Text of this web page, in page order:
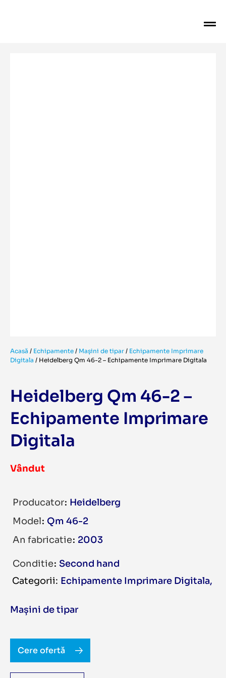
Acasă / Echipamente / Mașini de tipar / Echipamente Imprimare
Digitala / Heidelberg Qm 46-2 – Echipamente Imprimare Digitala
Heidelberg Qm 46-2 –
Echipamente Imprimare
Digitala
Vândut
Producator Heidelberg
Model Qm 46-2
An fabricatie 2003
Conditie Second hand
Echipamente Imprimare Digitala
Mașini de tipar
Cere ofertă